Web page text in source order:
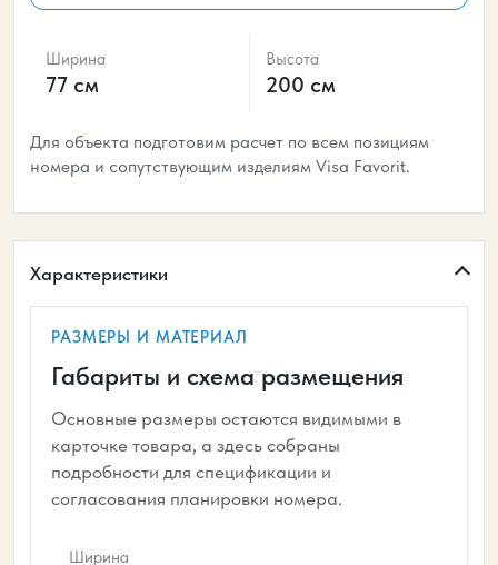
Ширина
77 см
Высота
200 см
Для объекта подготовим расчет по всем позициям
номера и сопутствующим изделиям Visa Favorit.
Характеристики
РАЗМЕРЫ И МАТЕРИАЛ
Габариты и схема размещения
Основные размеры остаются видимыми в
карточке товара, а здесь собраны
подробности для спецификации и
согласования планировки номера.
Ширина